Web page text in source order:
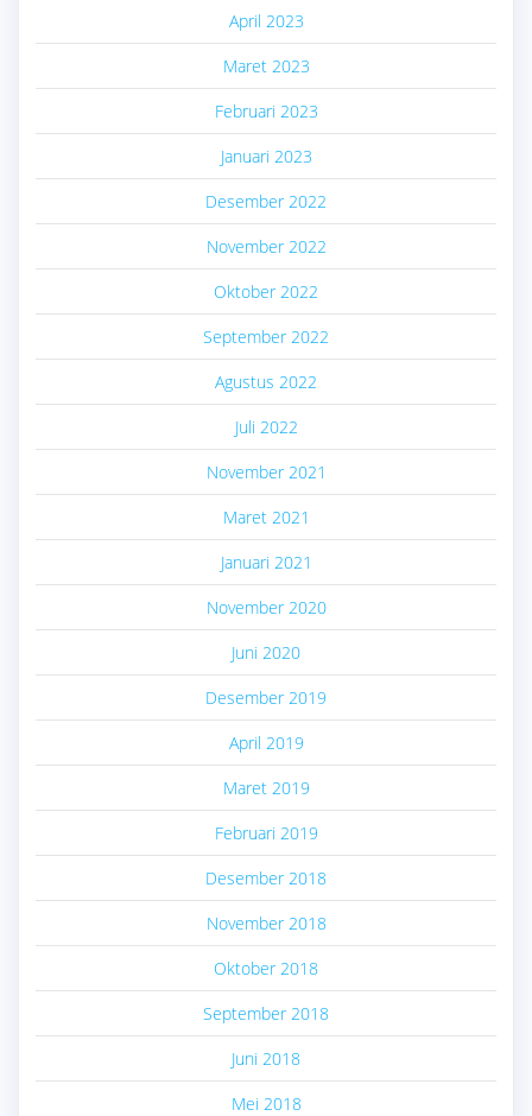
April 2023
Maret 2023
Februari 2023
Januari 2023
Desember 2022
November 2022
Oktober 2022
September 2022
Agustus 2022
Juli 2022
November 2021
Maret 2021
Januari 2021
November 2020
Juni 2020
Desember 2019
April 2019
Maret 2019
Februari 2019
Desember 2018
November 2018
Oktober 2018
September 2018
Juni 2018
Mei 2018